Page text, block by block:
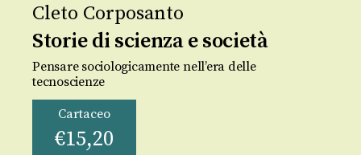
Cleto Corposanto
Storie di scienza e società
Pensare sociologicamente nell’era delle
tecnoscienze
Cartaceo
€15,20